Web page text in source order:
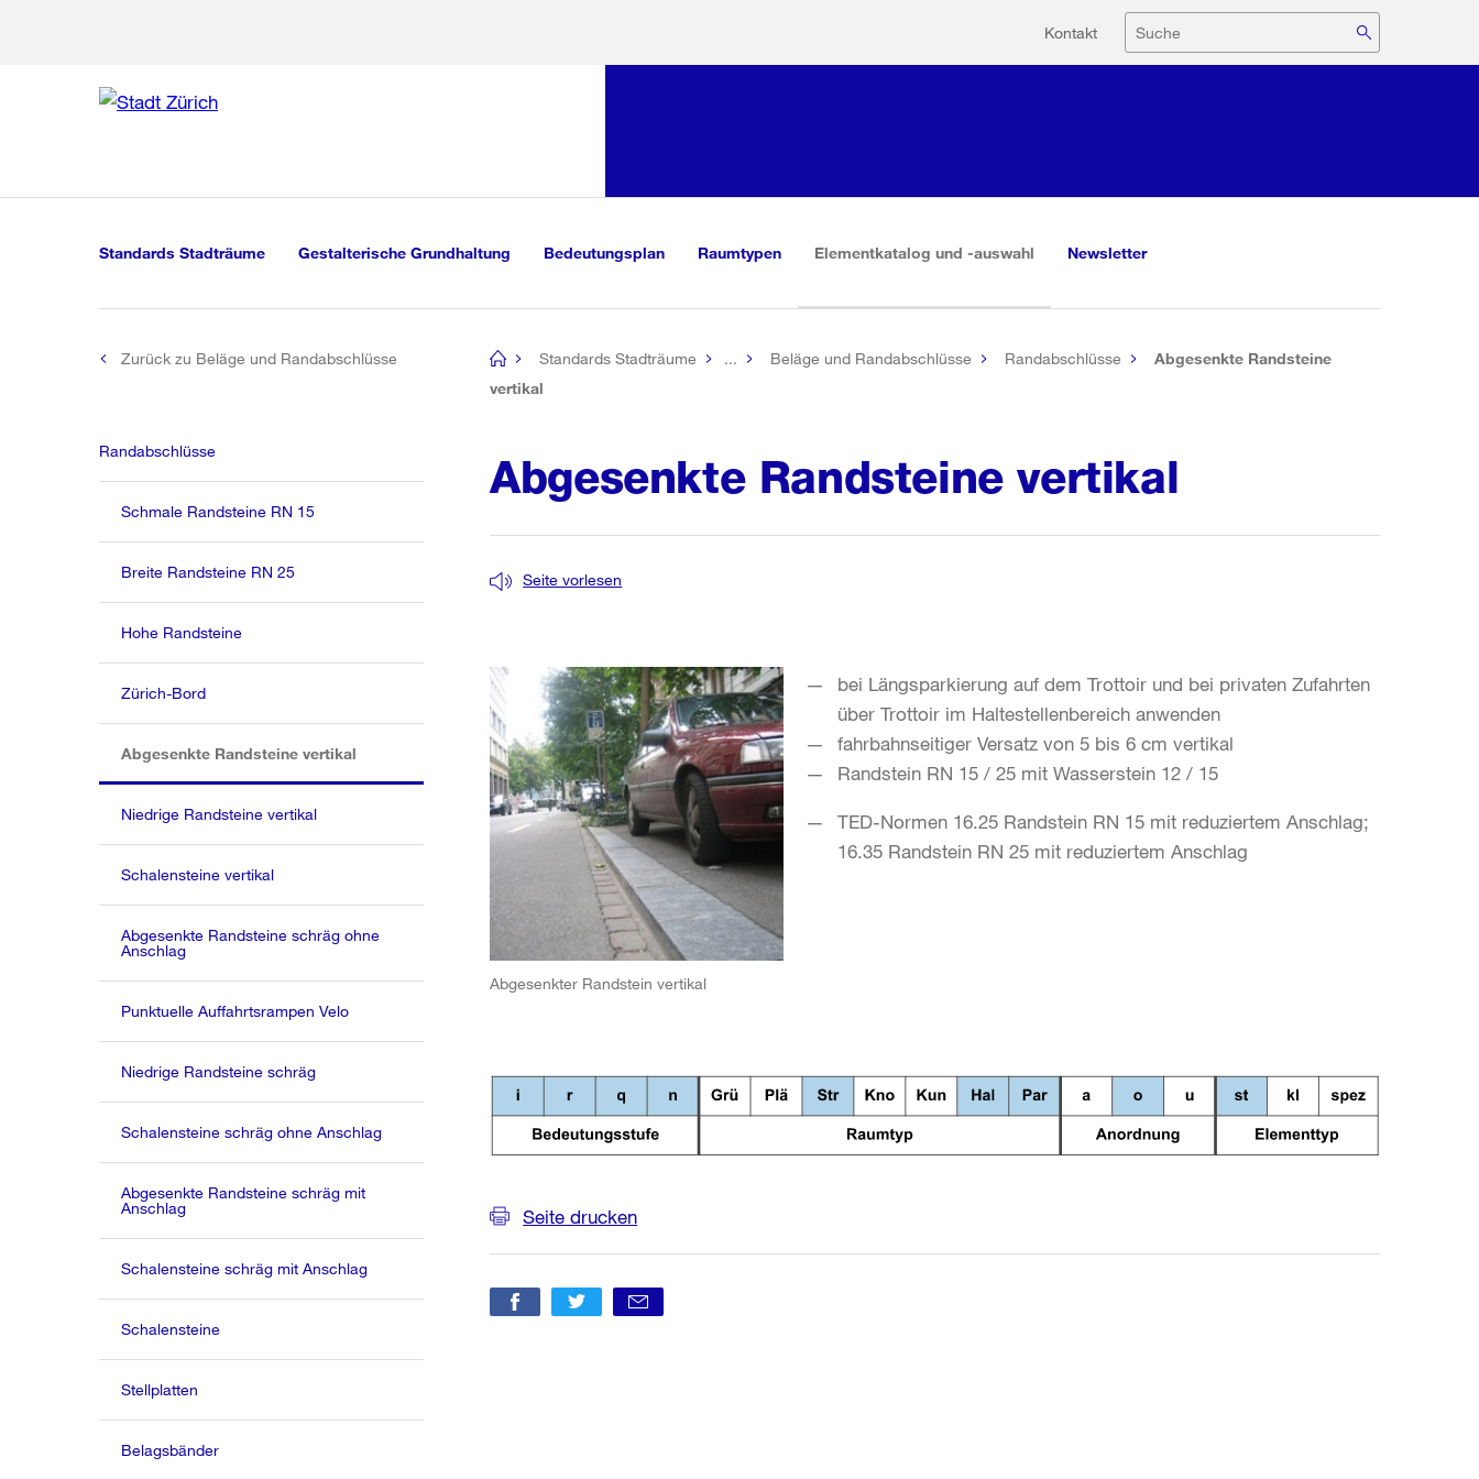
Hilfsnavigation
Kontakt Suche
Navigation
Standards Stadträume Gestalterische Grundhaltung Bedeutungsplan Raumtypen Elementkatalog und -auswahl (aktiv)Newsletter
[no
title]
Standards Stadträume ... Beläge und Randabschlüsse Randabschlüsse
Abgesenkte Randsteine
vertikal
Abgesenkte Randsteine vertikal
Seite vorlesen
Abgesenkter Randstein vertikal
bei Längsparkierung auf dem Trottoir und bei privaten Zufahrten
über Trottoir im Haltestellenbereich anwenden
fahrbahnseitiger Versatz von 5 bis 6 cm vertikal
Randstein RN 15 / 25 mit Wasserstein 12 / 15
TED-Normen 16.25 Randstein RN 15 mit reduziertem Anschlag;
16.35 Randstein RN 25 mit reduziertem Anschlag
Seite drucken
Zurück zu Beläge und Randabschlüsse
Randabschlüsse
Schmale Randsteine RN 15
Breite Randsteine RN 25
Hohe Randsteine
Zürich-Bord
Abgesenkte Randsteine vertikal
Niedrige Randsteine vertikal
Schalensteine vertikal
Abgesenkte Randsteine schräg ohne
Anschlag
Punktuelle Auffahrtsrampen Velo
Niedrige Randsteine schräg
Schalensteine schräg ohne Anschlag
Abgesenkte Randsteine schräg mit
Anschlag
Schalensteine schräg mit Anschlag
Schalensteine
Stellplatten
Belagsbänder